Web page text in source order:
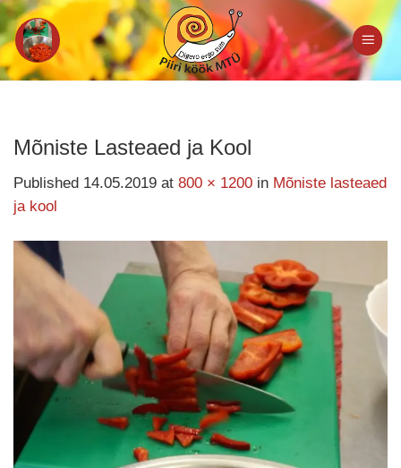
Skip
to
content
Mõniste Lasteaed ja Kool
Published 14.05.2019 at 800 × 1200 in Mõniste lasteaed
ja kool